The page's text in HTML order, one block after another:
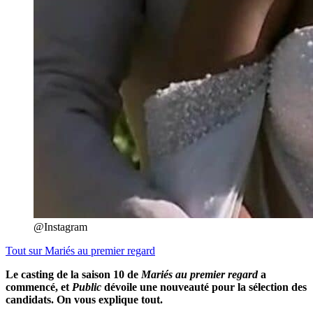
@Instagram
Tout surMariés au premier regard
Le casting de la saison 10 de Mariés au premier regarda
commencé, et Public dévoile une nouveauté pour la sélection des
candidats. On vous explique tout.